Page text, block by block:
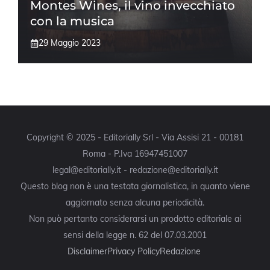
Montes Wines, il vino invecchiato
con la musica
29 Maggio 2023
Copyright © 2025 - Editorially Srl - Via Assisi 21 - 00181
Roma - P.Iva 16947451007
legal@editorially.it - redazione@editorially.it
Questo blog non è una testata giornalistica, in quanto viene
aggiornato senza alcuna periodicità.
Non può pertanto considerarsi un prodotto editoriale ai
sensi della legge n. 62 del 07.03.2001
DisclaimerPrivacy PolicyRedazione